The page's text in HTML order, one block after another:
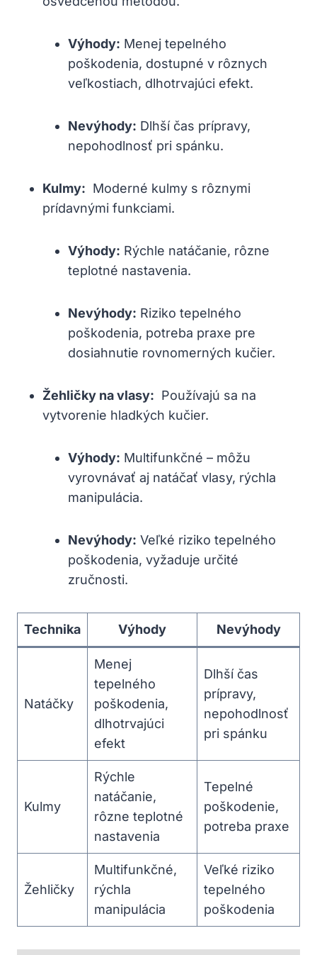
Výhody: Menej tepelného
poškodenia, dostupné v rôznych
⁢veľkostiach, dlhotrvajúci efekt.
Nevýhody: Dlhší čas prípravy,
nepohodlnosť pri spánku.
Kulmy: ⁣ Moderné kulmy s rôznymi⁤
prídavnými funkciami.
Výhody: Rýchle natáčanie, rôzne
teplotné nastavenia.
Nevýhody: Riziko⁣ tepelného
poškodenia,‍ potreba praxe ‍pre
dosiahnutie rovnomerných kučier.
Žehličky na vlasy: ​ Používajú sa na
⁢vytvorenie hladkých kučier.
Výhody: Multifunkčné – môžu
vyrovnávať aj natáčať vlasy, rýchla
manipulácia.
Nevýhody: Veľké riziko‌ tepelného
poškodenia, vyžaduje určité
zručnosti.
Technika Výhody Nevýhody
Natáčky
Menej
tepelného
poškodenia,
dlhotrvajúci
efekt
Dlhší čas
prípravy,
nepohodlnosť
pri spánku
Kulmy
Rýchle
natáčanie,
rôzne teplotné
nastavenia
Tepelné
poškodenie,
potreba praxe
Žehličky
Multifunkčné,‌
rýchla
manipulácia
Veľké riziko
tepelného
poškodenia